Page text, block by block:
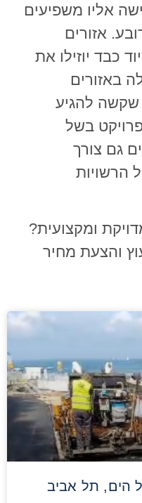
אליו משפיעים
אזורים
כבד יוזילו את
באזורים
שקשה להגיע
בשל
גם צורך
הרשויות
ומקצועית?
והצעת מחיר
הים, תל אביב